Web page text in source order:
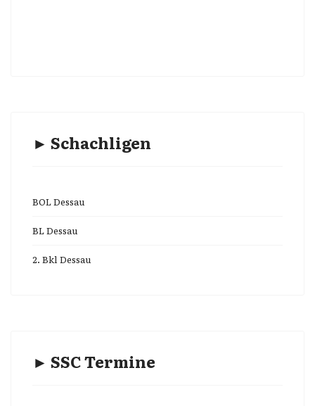
► Schachligen
BOL Dessau
BL Dessau
2. Bkl Dessau
► SSC Termine